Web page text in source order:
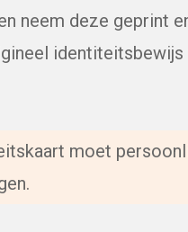
neem deze geprint
identiteitsbewijs
moet